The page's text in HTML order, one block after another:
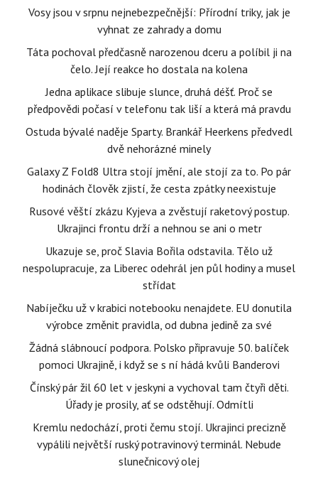
Vosy jsou v srpnu nejnebezpečnější: Přírodní triky, jak je
vyhnat ze zahrady a domu
Táta pochoval předčasně narozenou dceru a políbil ji na
čelo. Její reakce ho dostala na kolena
Jedna aplikace slibuje slunce, druhá déšť. Proč se
předpovědi počasí v telefonu tak liší a která má pravdu
Ostuda bývalé naděje Sparty. Brankář Heerkens předvedl
dvě nehorázné minely
Galaxy Z Fold8 Ultra stojí jmění, ale stojí za to. Po pár
hodinách člověk zjistí, že cesta zpátky neexistuje
Rusové věští zkázu Kyjeva a zvěstují raketový postup.
Ukrajinci frontu drží a nehnou se ani o metr
Ukazuje se, proč Slavia Bořila odstavila. Tělo už
nespolupracuje, za Liberec odehrál jen půl hodiny a musel
střídat
Nabíječku už v krabici notebooku nenajdete. EU donutila
výrobce změnit pravidla, od dubna jedině za své
Žádná slábnoucí podpora. Polsko připravuje 50. balíček
pomoci Ukrajině, i když se s ní hádá kvůli Banderovi
Čínský pár žil 60 let v jeskyni a vychoval tam čtyři děti.
Úřady je prosily, ať se odstěhují. Odmítli
Kremlu nedochází, proti čemu stojí. Ukrajinci precizně
vypálili největší ruský potravinový terminál. Nebude
slunečnicový olej